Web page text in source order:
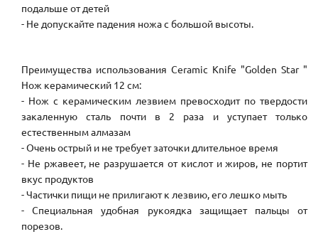
подальше от детей
- Не допускайте падения ножа с большой высоты.
Преимущества использования Ceramic Knife "Golden Star "
Нож керамический 12 см:
- Нож с керамическим лезвием превосходит по твердости
закаленную сталь почти в 2 раза и уступает только
естественным алмазам
- Очень острый и не требует заточки длительное время
- Не ржавеет, не разрушается от кислот и жиров, не портит
вкус продуктов
- Частички пищи не прилигают к лезвию, его лешко мыть
- Специальная удобная рукоядка защищает пальцы от
порезов.